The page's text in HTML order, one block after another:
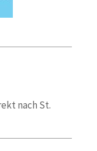
nach St.